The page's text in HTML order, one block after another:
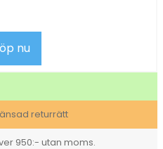
nu
returrätt
950:- utan moms.